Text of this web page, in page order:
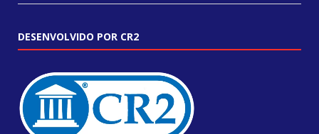
DESENVOLVIDO POR CR2